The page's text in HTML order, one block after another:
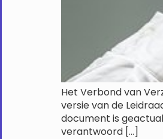
Het Verbond van
versie van de
document is
verantwoord […]